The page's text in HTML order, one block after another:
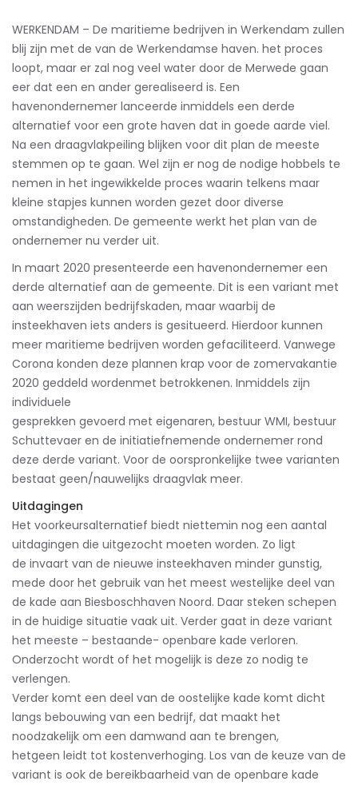
WERKENDAM – De maritieme bedrijven in Werkendam zullen
blij zijn met de van de Werkendamse haven. het proces
loopt, maar er zal nog veel water door de Merwede gaan
eer dat een en ander gerealiseerd is. Een
havenondernemer lanceerde inmiddels een derde
alternatief voor een grote haven dat in goede aarde viel.
Na een draagvlakpeiling blijken voor dit plan de meeste
stemmen op te gaan. Wel zijn er nog de nodige hobbels te
nemen in het ingewikkelde proces waarin telkens maar
kleine stapjes kunnen worden gezet door diverse
omstandigheden. De gemeente werkt het plan van de
ondernemer nu verder uit.
In maart 2020 presenteerde een havenondernemer een
derde alternatief aan de gemeente. Dit is een variant met
aan weerszijden bedrijfskaden, maar waarbij de
insteekhaven iets anders is gesitueerd. Hierdoor kunnen
meer maritieme bedrijven worden gefaciliteerd. Vanwege
Corona konden deze plannen krap voor de zomervakantie
2020 geddeld wordenmet betrokkenen. Inmiddels zijn
individuele
gesprekken gevoerd met eigenaren, bestuur WMI, bestuur
Schuttevaer en de initiatiefnemende ondernemer rond
deze derde variant. Voor de oorspronkelijke twee varianten
bestaat geen/nauwelijks draagvlak meer.
Uitdagingen
Het voorkeursalternatief biedt niettemin nog een aantal
uitdagingen die uitgezocht moeten worden. Zo ligt
de invaart van de nieuwe insteekhaven minder gunstig,
mede door het gebruik van het meest westelijke deel van
de kade aan Biesboschhaven Noord. Daar steken schepen
in de huidige situatie vaak uit. Verder gaat in deze variant
het meeste – bestaande- openbare kade verloren.
Onderzocht wordt of het mogelijk is deze zo nodig te
verlengen.
Verder komt een deel van de oostelijke kade komt dicht
langs bebouwing van een bedrijf, dat maakt het
noodzakelijk om een damwand aan te brengen,
hetgeen leidt tot kostenverhoging. Los van de keuze van de
variant is ook de bereikbaarheid van de openbare kade